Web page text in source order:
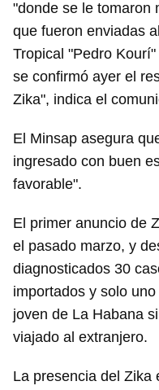
"donde se le tomaron
que fueron enviadas
Tropical "Pedro
se confirmó ayer el
Zika", indica el
El Minsap asegura
ingresado con buen
favorable".
El primer anuncio de
el pasado marzo, y
diagnosticados 30
importados y solo
joven de La Habana
viajado al extranjero.
La presencia del Zika